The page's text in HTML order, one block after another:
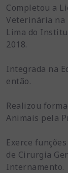
Completou a
Veterinária na
Lima do
2018.
Integrada na
então.
Realizou
Animais pela
Exerce
de Cirurgia
Internamento.